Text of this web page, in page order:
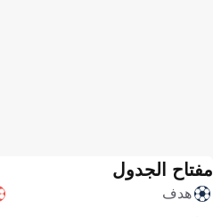
مفتاح الجدول
هدف